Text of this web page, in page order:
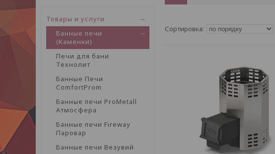
Товары и услуги
Банные печи
(Каменки)
Печи для бани
Технолит
Банные Печи
ComfortProm
Банные печи ProMetall
Атмосфера
Банные печи Fireway
Паровар
Банные печи Везувий